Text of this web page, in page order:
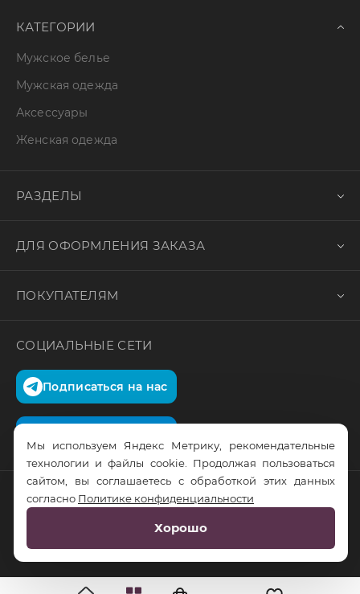
КАТЕГОРИИ
Мужское белье
Мужская одежда
Аксессуары
Женская одежда
РАЗДЕЛЫ
ДЛЯ ОФОРМЛЕНИЯ ЗАКАЗА
ПОКУПАТЕЛЯМ
СОЦИАЛЬНЫЕ СЕТИ
Подписаться на нас
© RusTrus. 2011-2026. Все права защищены
RS Digital
Мы используем Яндекс Метрику, рекомендательные
технологии и файлы cookie. Продолжая пользоваться
сайтом, вы соглашаетесь с обработкой этих данных
согласно Политике конфиденциальности
Хорошо